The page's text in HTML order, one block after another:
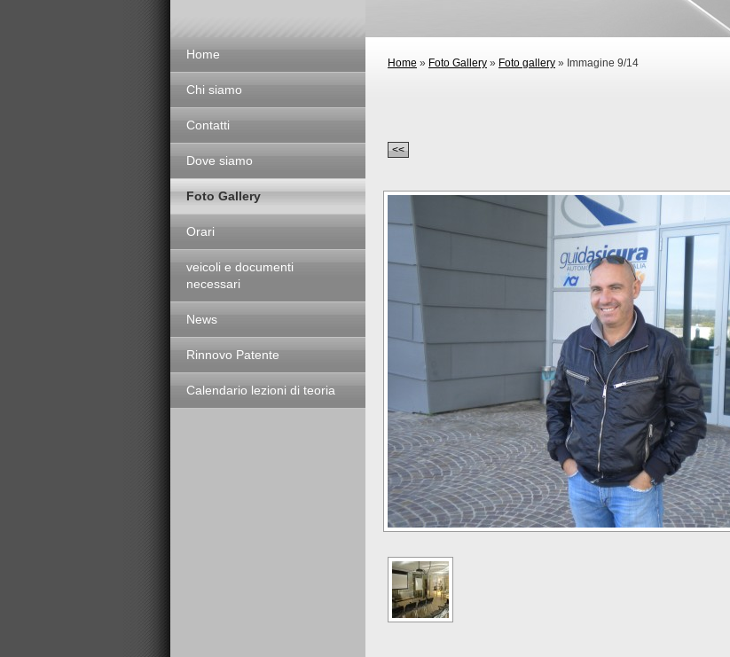
Home
Chi siamo
Contatti
Dove siamo
Foto Gallery
Orari
veicoli e documenti
necessari
News
Rinnovo Patente
Calendario lezioni di teoria
Home » Foto Gallery » Foto gallery » Immagine 9/14
<<